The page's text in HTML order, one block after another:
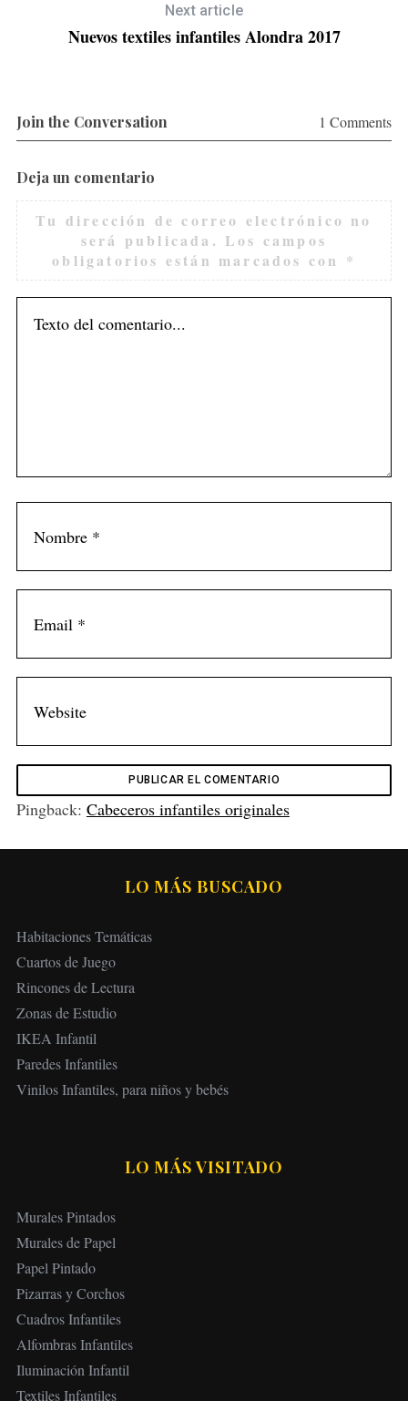
Next article
Nuevos textiles infantiles Alondra 2017
Join the Conversation 1 Comments
Deja un comentario
Tu dirección de correo electrónico no
será publicada. Los campos
obligatorios están marcados con *
Pingback: Cabeceros infantiles originales
LO MÁS BUSCADO
Habitaciones Temáticas
Cuartos de Juego
Rincones de Lectura
Zonas de Estudio
IKEA Infantil
Paredes Infantiles
Vinilos Infantiles, para niños y bebés
LO MÁS VISITADO
Murales Pintados
Murales de Papel
Papel Pintado
Pizarras y Corchos
Cuadros Infantiles
Alfombras Infantiles
Iluminación Infantil
Textiles Infantiles